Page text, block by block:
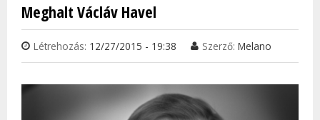
Meghalt Václáv Havel
Létrehozás: 12/27/2015 - 19:38 Szerző: Melano